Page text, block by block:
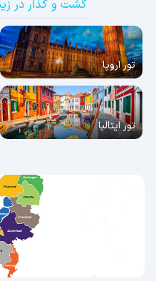
گشت و گذار در
تور اروپا
تور ایتالیا